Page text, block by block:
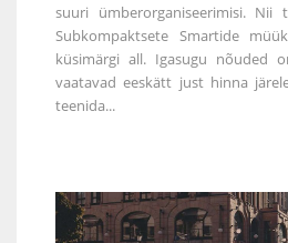
suuri ümberorganiseerimisi. Nii
Subkompaktsete Smartide
küsimärgi all. Igasugu nõuded
vaatavad eeskätt just hinna
teenida...